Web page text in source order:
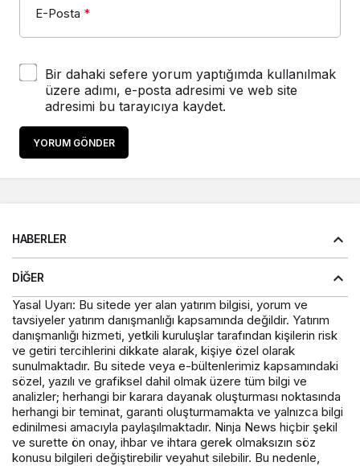
E-Posta *
Bir dahaki sefere yorum yaptığımda kullanılmak
üzere adımı, e-posta adresimi ve web site
adresimi bu tarayıcıya kaydet.
YORUM GÖNDER
HABERLER
DIĞER
Yasal Uyarı: Bu sitede yer alan yatırım bilgisi, yorum ve
tavsiyeler yatırım danışmanlığı kapsamında değildir. Yatırım
danışmanlığı hizmeti, yetkili kuruluşlar tarafından kişilerin risk
ve getiri tercihlerini dikkate alarak, kişiye özel olarak
sunulmaktadır. Bu sitede veya e-bültenlerimiz kapsamındaki
sözel, yazılı ve grafiksel dahil olmak üzere tüm bilgi ve
analizler; herhangi bir karara dayanak oluşturması noktasında
herhangi bir teminat, garanti oluşturmamakta ve yalnızca bilgi
edinilmesi amacıyla paylaşılmaktadır. Ninja News hiçbir şekil
ve surette ön onay, ihbar ve ihtara gerek olmaksızın söz
konusu bilgileri değiştirebilir veyahut silebilir. Bu nedenle,